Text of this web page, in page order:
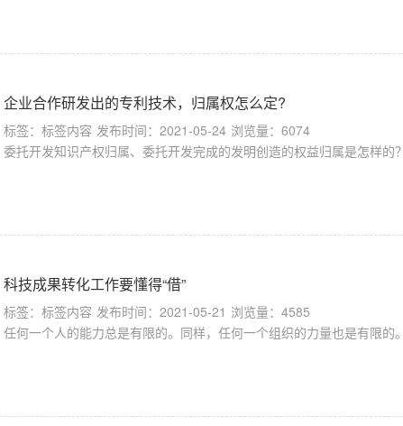
企业合作研发出的专利技术，归属权怎么定?
标签：标签内容 发布时间：2021-05-24 浏览量：6074
委托开发知识产权归属、委托开发完成的发明创造的权益归属是怎样的
科技成果转化工作要懂得“借”
标签：标签内容 发布时间：2021-05-21 浏览量：4585
任何一个人的能力总是有限的。同样，任何一个组织的力量也是有限的